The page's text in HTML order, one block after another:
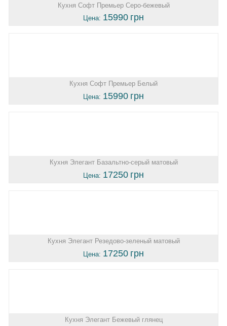
Кухня Софт Премьер Серо-бежевый
Цена: 15990 грн
Кухня Софт Премьер Белый
Цена: 15990 грн
Кухня Элегант Базальтно-серый матовый
Цена: 17250 грн
Кухня Элегант Резедово-зеленый матовый
Цена: 17250 грн
Кухня Элегант Бежевый глянец